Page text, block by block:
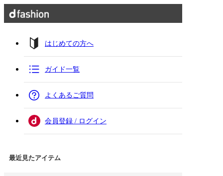
はじめての方へ
ガイド一覧
よくあるご質問
会員登録 / ログイン
最近見たアイテム